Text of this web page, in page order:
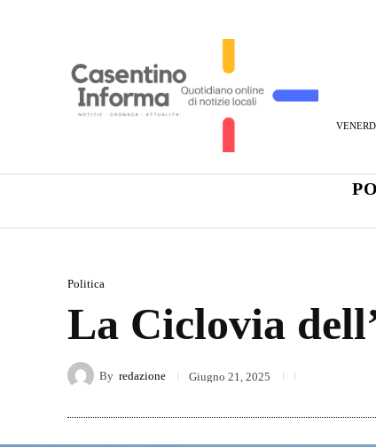
Politica
La Ciclovia
By redazione Giugno 21, 2025